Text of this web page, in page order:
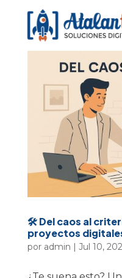
🛠️ Del caos al
proyectos
por admin | Jul 10,